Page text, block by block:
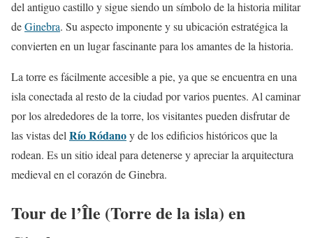
del antiguo castillo y sigue siendo un símbolo de la historia militar
deGinebra. Su aspecto imponente y su ubicación estratégica la
convierten en un lugar fascinante para los amantes de la historia.
La torre es fácilmente accesible a pie, ya que se encuentra en una
isla conectada al resto de la ciudad por varios puentes. Al caminar
por los alrededores de la torre, los visitantes pueden disfrutar de
las vistas del Río Ródanoy de los edificios históricos que la
rodean. Es un sitio ideal para detenerse y apreciar la arquitectura
medieval en el corazón de Ginebra.
Tour de l’Île (Torre de la isla) en